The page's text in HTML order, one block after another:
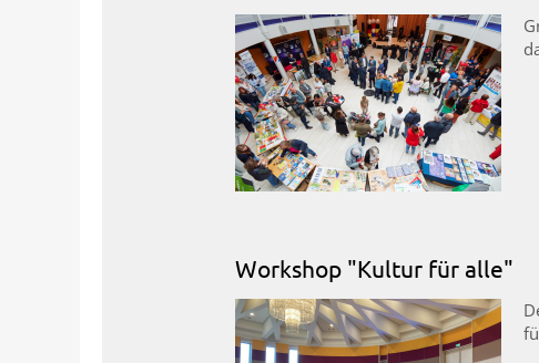
Workshop "Kultur für alle"